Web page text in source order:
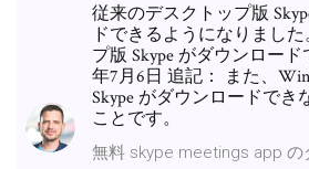
従来のデスクトップ版
ドできるようになりまし
プ版 Skype がダウンロー
年7月6日 追記： また、
Skype がダウンロードでき
ことです。
無料 skype meetings app の